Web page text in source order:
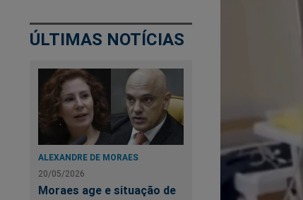
ÚLTIMAS NOTÍCIAS
ALEXANDRE DE MORAES
20/05/2026
Moraes age e situação de